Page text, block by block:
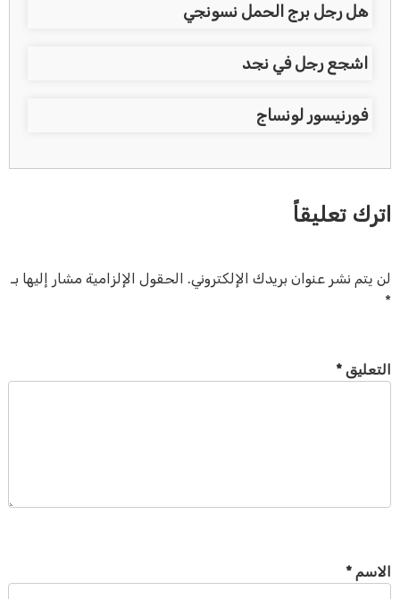
هل رجل برج الحمل نسونجي
اشجع رجل في نجد
فورنيسور لونساج
اترك تعليقاً
لن يتم نشر عنوان بريدك الإلكتروني. الحقول الإلزامية مشار إليها بـ
*
التعليق *
الاسم *